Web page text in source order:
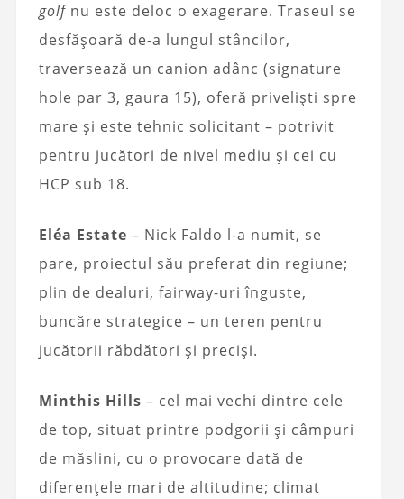
golfnu este deloc o exagerare. Traseul se
desfășoară de-a lungul stâncilor,
traversează un canion adânc (signature
hole par 3, gaura 15), oferă priveliști spre
mare și este tehnic solicitant – potrivit
pentru jucători de nivel mediu și cei cu
HCP sub 18.
Eléa Estate – Nick Faldo l-a numit, se
pare, proiectul său preferat din regiune;
plin de dealuri, fairway-uri înguste,
buncăre strategice – un teren pentru
jucătorii răbdători și preciși.
Minthis Hills – cel mai vechi dintre cele
de top, situat printre podgorii și câmpuri
de măslini, cu o provocare dată de
diferențele mari de altitudine; climat